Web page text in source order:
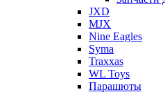
JXD
MJX
Nine Eagles
Syma
Traxxas
WL Toys
Парашюты